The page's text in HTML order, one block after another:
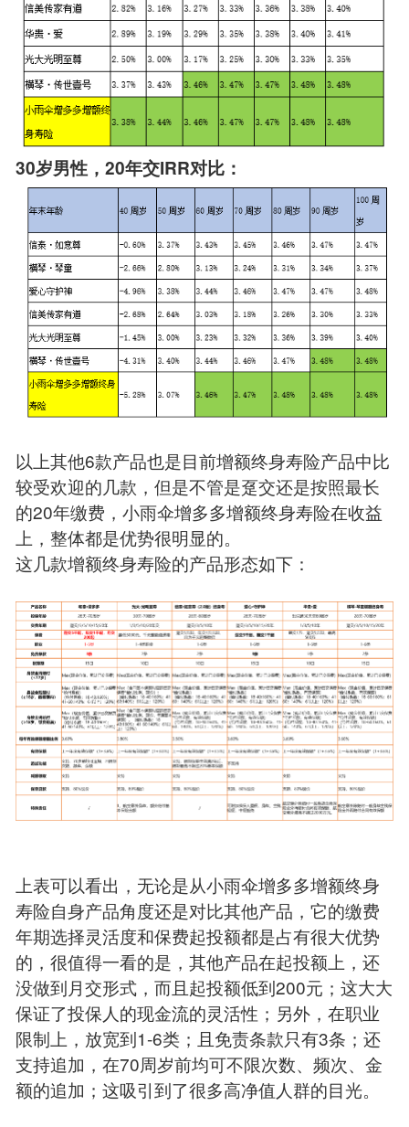
30岁男性，20年交IRR对比：
以上其他6款产品也是目前增额终身寿险产品中比
较受欢迎的几款，但是不管是趸交还是按照最长
的20年缴费，小雨伞增多多增额终身寿险在收益
上，整体都是优势很明显的。
这几款增额终身寿险的产品形态如下：
上表可以看出，无论是从小雨伞增多多增额终身
寿险自身产品角度还是对比其他产品，它的缴费
年期选择灵活度和保费起投额都是占有很大优势
的，很值得一看的是，其他产品在起投额上，还
没做到月交形式，而且起投额低到200元；这大大
保证了投保人的现金流的灵活性；另外，在职业
限制上，放宽到1-6类；且免责条款只有3条；还
支持追加，在70周岁前均可不限次数、频次、金
额的追加；这吸引到了很多高净值人群的目光。